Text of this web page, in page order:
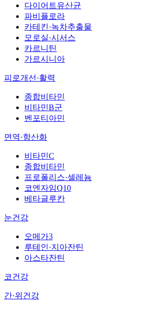
다이어트유산균
파비플로라
카테킨·녹차추출물
모로실·시서스
카르니틴
가르시니아
피로개선·활력
종합비타민
비타민B군
벤포티아민
면역·항산화
비타민C
종합비타민
프로폴리스·셀레늄
코엔자임Q10
베타글루칸
눈건강
오메가3
루테인·지아잔틴
아스타잔틴
코건강
간·위건강